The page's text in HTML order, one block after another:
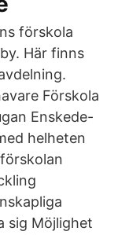
förskola
Här finns
Förskola
Enskede-
helheten
sig Möjlighet